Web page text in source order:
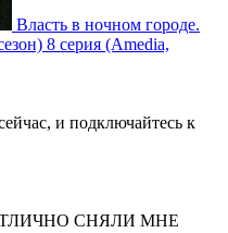
Власть в ночном городе.
8 серия (Amedia,
и подключайтесь к
СНЯЛИ МНЕ